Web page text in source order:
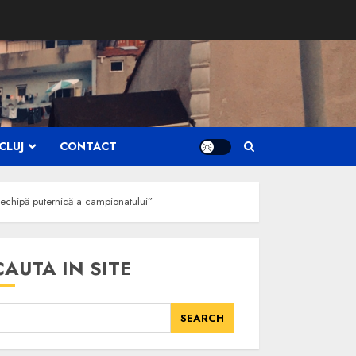
CONTACT
puternică a campionatului”
IN SITE
SEARCH